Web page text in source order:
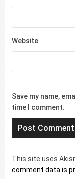
Website
Save my name,
time I comment.
This site uses
comment data is